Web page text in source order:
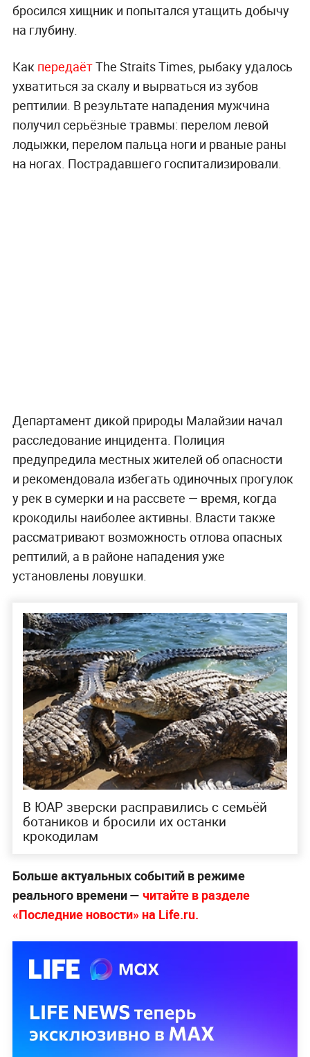
бросился хищник и попытался утащить добычу
на глубину.
Как передаётThe Straits Times, рыбаку удалось
ухватиться за скалу и вырваться из зубов
рептилии. В результате нападения мужчина
получил серьёзные травмы: перелом левой
лодыжки, перелом пальца ноги и рваные раны
на ногах. Пострадавшего госпитализировали.
Департамент дикой природы Малайзии начал
расследование инцидента. Полиция
предупредила местных жителей об опасности
и рекомендовала избегать одиночных прогулок
у рек в сумерки и на рассвете — время, когда
крокодилы наиболее активны. Власти также
рассматривают возможность отлова опасных
рептилий, а в районе нападения уже
установлены ловушки.
В ЮАР зверски расправились с семьёй
ботаников и бросили их останки
крокодилам
Больше актуальных событий в режиме
реального времени — читайте в разделе
«Последние новости» на Life.ru.